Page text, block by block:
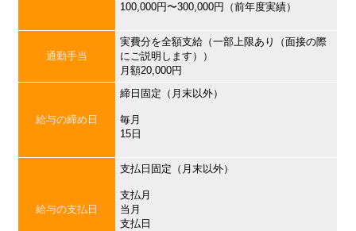
100,000円〜300,000円（前年度実績）
通勤手当
実費分を全額支給（一部上限あり（面接の際
にご説明します））
月額20,000円
給与の締め日
締日固定（月末以外）
毎月
15日
給与の支払日
支払日固定（月末以外）
支払月
当月
支払日